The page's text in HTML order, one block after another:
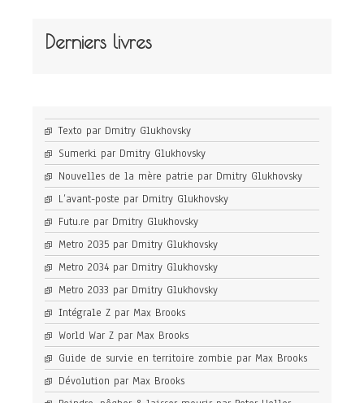
Derniers livres
Texto par Dmitry Glukhovsky
Sumerki par Dmitry Glukhovsky
Nouvelles de la mère patrie par Dmitry Glukhovsky
L’avant-poste par Dmitry Glukhovsky
Futu.re par Dmitry Glukhovsky
Metro 2035 par Dmitry Glukhovsky
Metro 2034 par Dmitry Glukhovsky
Metro 2033 par Dmitry Glukhovsky
Intégrale Z par Max Brooks
World War Z par Max Brooks
Guide de survie en territoire zombie par Max Brooks
Dévolution par Max Brooks